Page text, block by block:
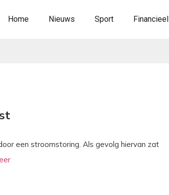
Home Nieuws Sport Financieel
een stroomstoring. Als gevolg hiervan zat